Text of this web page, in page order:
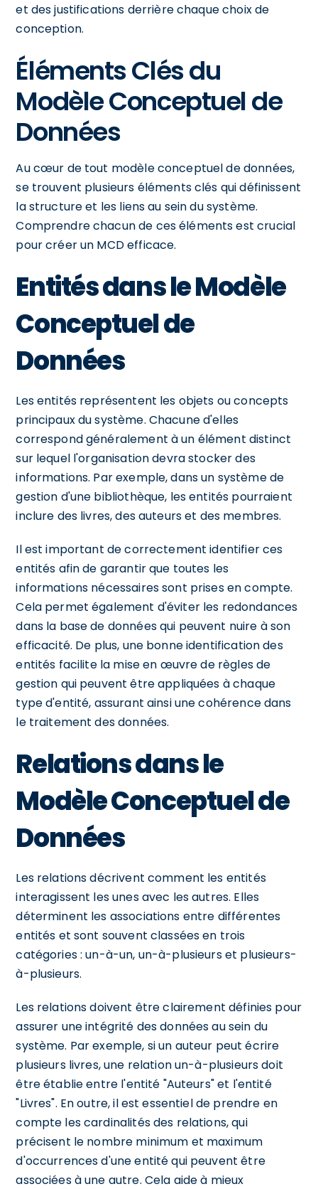
et des justifications derrière chaque choix de
conception.
Éléments Clés du
Modèle Conceptuel de
Données
Au cœur de tout modèle conceptuel de données,
se trouvent plusieurs éléments clés qui définissent
la structure et les liens au sein du système.
Comprendre chacun de ces éléments est crucial
pour créer un MCD efficace.
Entités dans le Modèle
Conceptuel de
Données
Les entités représentent les objets ou concepts
principaux du système. Chacune d'elles
correspond généralement à un élément distinct
sur lequel l'organisation devra stocker des
informations. Par exemple, dans un système de
gestion d'une bibliothèque, les entités pourraient
inclure des livres, des auteurs et des membres.
Il est important de correctement identifier ces
entités afin de garantir que toutes les
informations nécessaires sont prises en compte.
Cela permet également d'éviter les redondances
dans la base de données qui peuvent nuire à son
efficacité. De plus, une bonne identification des
entités facilite la mise en œuvre de règles de
gestion qui peuvent être appliquées à chaque
type d'entité, assurant ainsi une cohérence dans
le traitement des données.
Relations dans le
Modèle Conceptuel de
Données
Les relations décrivent comment les entités
interagissent les unes avec les autres. Elles
déterminent les associations entre différentes
entités et sont souvent classées en trois
catégories : un-à-un, un-à-plusieurs et plusieurs-
à-plusieurs.
Les relations doivent être clairement définies pour
assurer une intégrité des données au sein du
système. Par exemple, si un auteur peut écrire
plusieurs livres, une relation un-à-plusieurs doit
être établie entre l'entité "Auteurs" et l'entité
"Livres". En outre, il est essentiel de prendre en
compte les cardinalités des relations, qui
précisent le nombre minimum et maximum
d'occurrences d'une entité qui peuvent être
associées à une autre. Cela aide à mieux